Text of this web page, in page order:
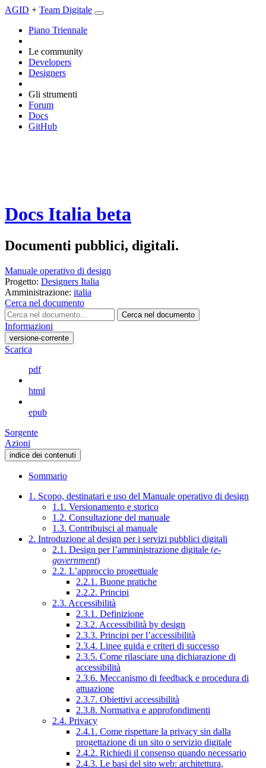
AGID + Team Digitale
Piano Triennale
Le community
Developers
Designers
Gli strumenti
Forum
Docs
GitHub
Docs Italia beta
Documenti pubblici, digitali.
Manuale operativo di design
Progetto: Designers Italia
Amministrazione: italia
Cerca nel documento
Cerca nel documento
Informazioni
versione-corrente
Scarica
pdf
html
epub
Sorgente
Azioni
indice dei contenuti
Sommario
1. Scopo, destinatari e uso del Manuale operativo di design
1.1. Versionamento e storico
1.2. Consultazione del manuale
1.3. Contribuisci al manuale
2. Introduzione al design per i servizi pubblici digitali
2.1. Design per l’amministrazione digitale (e-
government)
2.2. L’approccio progettuale
2.2.1. Buone pratiche
2.2.2. Principi
2.3. Accessibilità
2.3.1. Definizione
2.3.2. Accessibilità by design
2.3.3. Principi per l’accessibilità
2.3.4. Linee guida e criteri di successo
2.3.5. Come rilasciare una dichiarazione di
accessibilità
2.3.6. Meccanismo di feedback e procedura di
attuazione
2.3.7. Obiettivi accessibilità
2.3.8. Normativa e approfondimenti
2.4. Privacy
2.4.1. Come rispettare la privacy sin dalla
progettazione di un sito o servizio digitale
2.4.2. Richiedi il consenso quando necessario
2.4.3. Le basi del sito web: architettura,